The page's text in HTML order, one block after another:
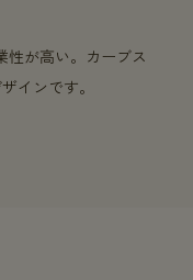
性が高い。カーブス
インです。